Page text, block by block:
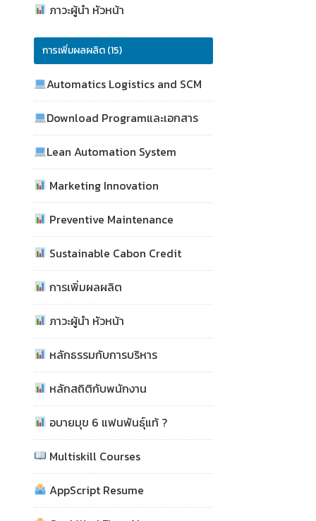
ภาวะผู้นำ หัวหน้า
การเพิ่มผลผลิต (15)
Automatics Logistics and SCM
Download Programและเอกสาร
Lean Automation System
Marketing Innovation
Preventive Maintenance
Sustainable Cabon Credit
การเพิ่มผลผลิต
ภาวะผู้นำ หัวหน้า
หลักธรรมกับการบริหาร
หลักสถิติกับพนักงาน
อบายมุข 6 แฟนพันธุ์แท้ ?
Multiskill Courses
AppScript Resume